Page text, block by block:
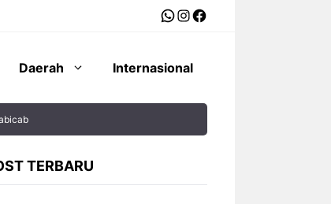
WhatsApp
Instagram
Facebook
Daerah Internasional
TERBARU